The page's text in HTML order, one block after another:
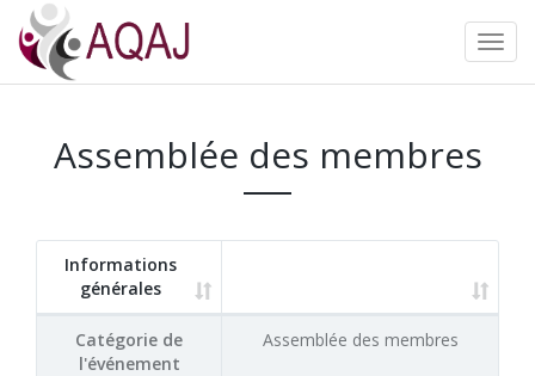
Assemblée des membres
Informations
générales
Catégorie de
l'événement
Assemblée des membres